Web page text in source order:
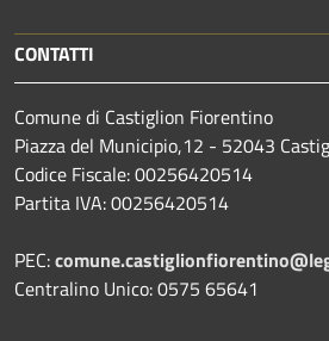
CONTATTI
Comune di Castiglion Fiorentino
Piazza del Municipio,12 - 52043
Codice Fiscale: 00256420514
Partita IVA: 00256420514
PEC:
Centralino Unico: 0575 65641